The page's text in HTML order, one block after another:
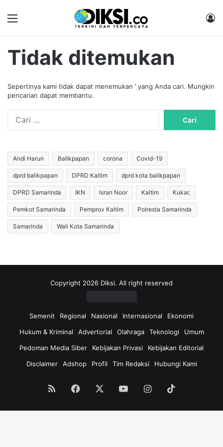
Tidak ditemukan
Sepertinya kami tidak dapat menemukan ’ yang Anda cari. Mungkin
pencarian dapat membantu.
u
n
t
u
k
:
Andi Harun Balikpapan corona Covid-19
dprd balikpapan DPRD Kaltim dprd kota balikpapan
DPRD Samarinda IKN Isran Noor Kaltim Kukar,
Pemkot Samarinda Pemprov Kaltim Polresta Samarinda
Samarinda Wali Kota Samarinda
Copyright 2026 Diksi. All right reserved
Semenit Regional Nasional Internasional
Ekonomi
Hukum & Kriminal
Advertorial Olahraga Teknologi
Umum
Pedoman Media Siber
Kebijakan Privasi
Kebijakan Editorial
Disclaimer
Adshop Profil Tim Redaksi Hubungi Kami
RSS Facebook YouTubeInstagram